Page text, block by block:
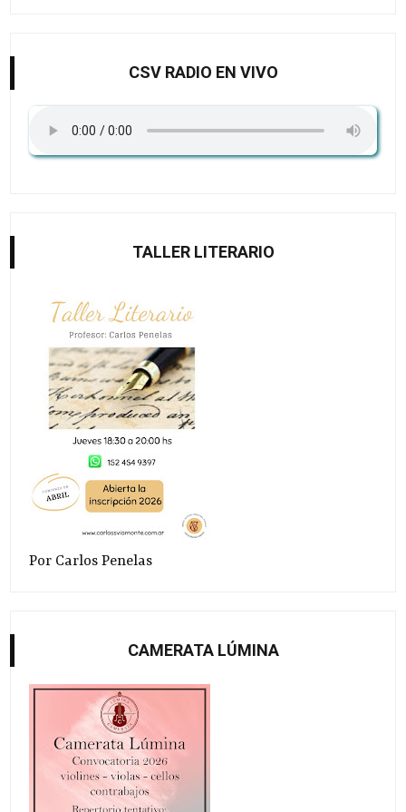
CSV RADIO EN VIVO
TALLER LITERARIO
Por Carlos Penelas
CAMERATA LÚMINA